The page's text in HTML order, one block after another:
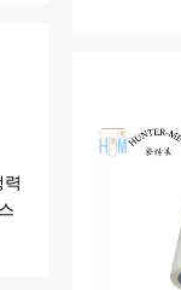
릴리, 나는 당
좋습니다. 그